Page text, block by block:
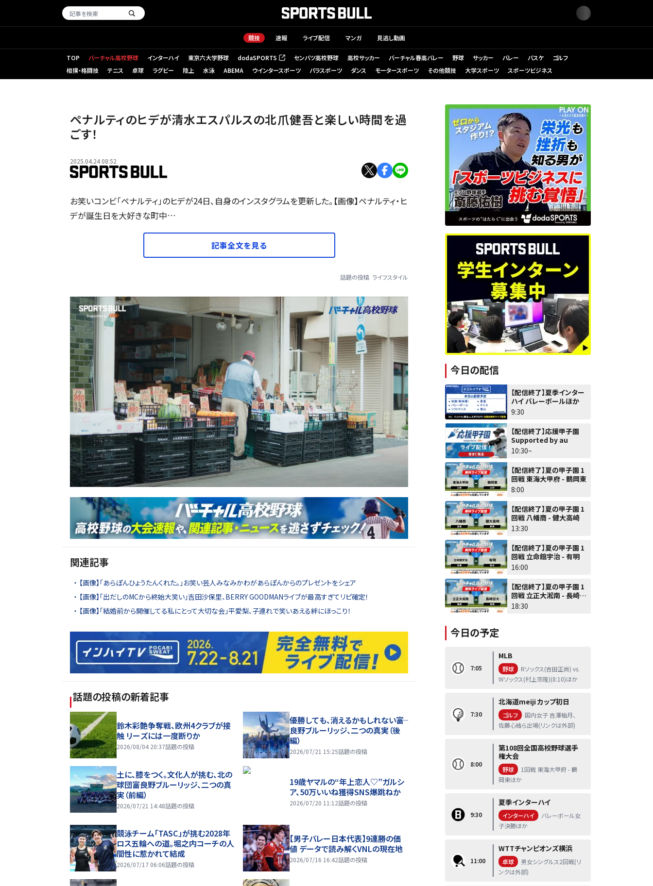
競技 速報 ライブ配信 マンガ 見逃し動画
TOP バーチャル高校野球 インターハイ 東京六大学野球 dodaSPORTS
（新しいタブで開く） センバツ高校野球 高校サッカー バーチャル春高バレー 野球 サッカー バレー バスケ
ゴルフ
相撲・格闘技
テニス 卓球 ラグビー 陸上 水泳 ABEMA ウインタースポーツ パラスポーツ ダンス モータースポーツ その他競技 大学スポーツ スポーツビジネス
ペナルティのヒデが清水エスパルスの北爪健吾と楽しい時間を過
ごす！
2025.04.24 08:52
お笑いコンビ「ペナルティ」のヒデが24日、自身のインスタグラムを更新した。【画像】ペナルティ・ヒ
デが誕生日を大好きな町中…
記事全文を見る
話題の投稿 ライフスタイル
関連記事
【画像】「あらぽんひょうたんくれた。」お笑い芸人みなみかわがあらぽんからのプレゼントをシェア
【画像】「出だしのMCから終始大笑い」吉田沙保里、BERRY GOODMANライブが最高すぎてリピ確定！
【画像】「結婚前から開催してる私にとって大切な会」平愛梨、子連れで笑いあえる絆にほっこり！
話題の投稿の新着記事
鈴木彩艶争奪戦、欧州4クラブが接
触 リーズには一度断りか
2026/08/04 20:37話題の投稿
優勝しても、消えるかもしれない――富
良野ブルーリッジ、二つの真実（後
編）
2026/07/21 15:25話題の投稿
土に、膝をつく。文化人が挑む、北の
球団――富良野ブルーリッジ、二つの真
実（前編）
2026/07/21 14:48話題の投稿
19歳ヤマルの“年上恋人♡”ガルシ
ア、50万いいね獲得SNS爆跳ねか
2026/07/20 11:12話題の投稿
競泳チーム「TASC」が挑む2028年
ロス五輪への道。堀之内コーチの人
間性に惹かれて結成
2026/07/17 06:06話題の投稿
【男子バレー日本代表】9連勝の価
値 データで読み解くVNLの現在地
2026/07/16 16:42話題の投稿
今日の配信
【配信終了】夏季インター
ハイ バレーボールほか
9:30
【配信終了】応援甲子園
Supported by au
10:30~
【配信終了】夏の甲子園 1
回戦 東海大甲府 - 鶴岡東
8:00
【配信終了】夏の甲子園 1
回戦 八幡商 - 健大高崎
13:30
【配信終了】夏の甲子園 1
回戦 立命館宇治 - 有明
16:00
【配信終了】夏の甲子園 1
回戦 立正大淞南 - 長崎日
大
18:30
今日の予定
7:05
MLB
野球
Rソックス(吉田正尚) vs.
Wソックス(村上宗隆)(8:10)ほか
7:30
北海道meiji カップ初日
ゴルフ
国内女子 吉澤柚月、
佐藤心結ら出場(リンクは外部)
8:00
第108回全国高校野球選手
権大会
野球
1回戦 東海大甲府 - 鶴
岡東ほか
9:30
夏季インターハイ
インターハイ
バレーボール女
子決勝ほか
11:00
WTTチャンピオンズ横浜
卓球
男女シングルス2回戦(リ
ンクは外部)